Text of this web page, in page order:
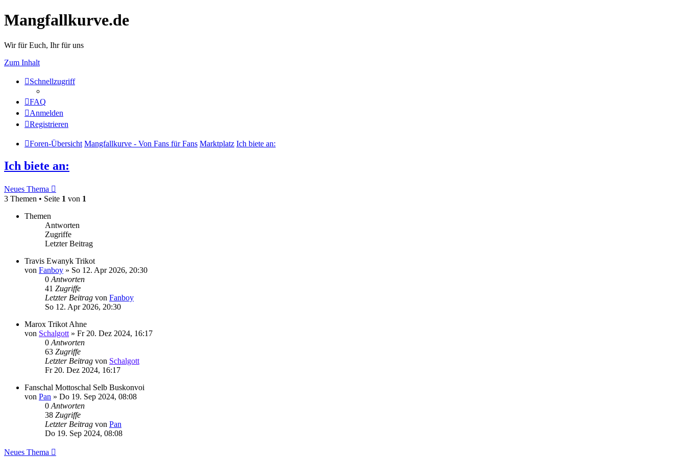
Mangfallkurve.de
Wir für Euch, Ihr für uns
Zum Inhalt
Schnellzugriff
FAQ
Anmelden
Registrieren
Foren-Übersicht Mangfallkurve - Von Fans für Fans Marktplatz Ich biete an:
Ich biete an:
Neues Thema
3 Themen • Seite 1 von 1
Themen
Antworten
Zugriffe
Letzter Beitrag
Travis Ewanyk Trikot
von Fanboy » So 12. Apr 2026, 20:30
0 Antworten
41 Zugriffe
Letzter Beitrag von Fanboy
So 12. Apr 2026, 20:30
Marox Trikot Ahne
von Schalgott » Fr 20. Dez 2024, 16:17
0 Antworten
63 Zugriffe
Letzter Beitrag von Schalgott
Fr 20. Dez 2024, 16:17
Fanschal Mottoschal Selb Buskonvoi
von Pan » Do 19. Sep 2024, 08:08
0 Antworten
38 Zugriffe
Letzter Beitrag von Pan
Do 19. Sep 2024, 08:08
Neues Thema